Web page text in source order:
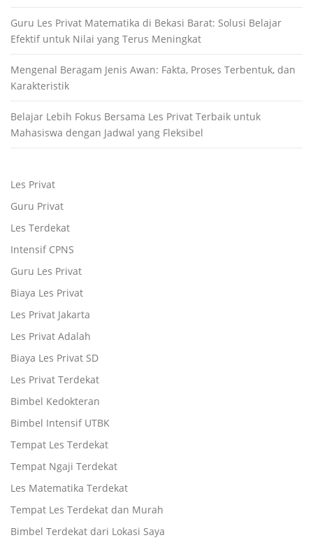
Guru Les Privat Matematika di Bekasi Barat: Solusi Belajar
Efektif untuk Nilai yang Terus Meningkat
Mengenal Beragam Jenis Awan: Fakta, Proses Terbentuk, dan
Karakteristik
Belajar Lebih Fokus Bersama Les Privat Terbaik untuk
Mahasiswa dengan Jadwal yang Fleksibel
Les Privat
Guru Privat
Les Terdekat
Intensif CPNS
Guru Les Privat
Biaya Les Privat
Les Privat Jakarta
Les Privat Adalah
Biaya Les Privat SD
Les Privat Terdekat
Bimbel Kedokteran
Bimbel Intensif UTBK
Tempat Les Terdekat
Tempat Ngaji Terdekat
Les Matematika Terdekat
Tempat Les Terdekat dan Murah
Bimbel Terdekat dari Lokasi Saya